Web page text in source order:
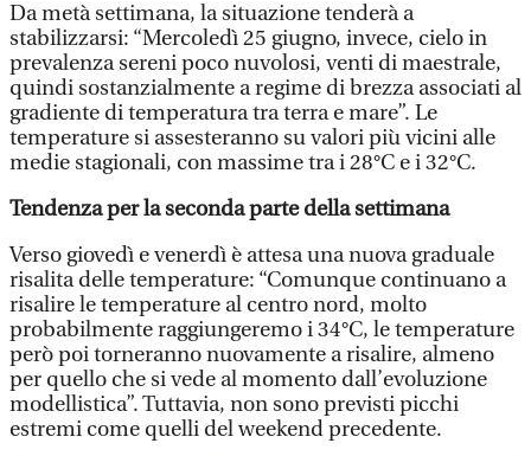
Da metà settimana, la situazione tenderà a
stabilizzarsi: “Mercoledì 25 giugno, invece, cielo in
prevalenza sereni poco nuvolosi, venti di maestrale,
quindi sostanzialmente a regime di brezza associati al
gradiente di temperatura tra terra e mare”. Le
temperature si assesteranno su valori più vicini alle
medie stagionali, con massime tra i 28°C e i 32°C.
Tendenza per la seconda parte della settimana
Verso giovedì e venerdì è attesa una nuova graduale
risalita delle temperature: “Comunque continuano a
risalire le temperature al centro nord, molto
probabilmente raggiungeremo i 34°C, le temperature
però poi torneranno nuovamente a risalire, almeno
per quello che si vede al momento dall’evoluzione
modellistica”. Tuttavia, non sono previsti picchi
estremi come quelli del weekend precedente.